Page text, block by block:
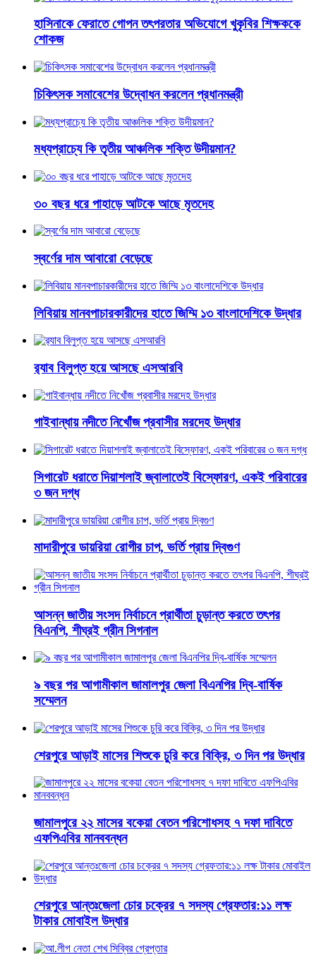
হাসিনাকে ফেরাতে গোপন তৎপরতার অভিযোগে খুকৃবির শিক্ষককে
শোকজ
চিকিৎসক সমাবেশের উদ্বোধন করলেন প্রধানমন্ত্রী
মধ্যপ্রাচ্যে কি তৃতীয় আঞ্চলিক শক্তি উদীয়মান?
৩০ বছর ধরে পাহাড়ে আটকে আছে মৃতদেহ
স্বর্ণের দাম আবারো বেড়েছে
লিবিয়ায় মানবপাচারকারীদের হাতে জিম্মি ১৩ বাংলাদেশিকে উদ্ধার
র‌্যাব বিলুপ্ত হয়ে আসছে এসআরবি
গাইবান্ধায় নদীতে নিখোঁজ প্রবাসীর মরদেহ উদ্ধার
সিগারেট ধরাতে দিয়াশলাই জ্বালাতেই বিস্ফোরণ, একই পরিবারের
৩ জন দগ্ধ
মাদারীপুরে ডায়রিয়া রোগীর চাপ, ভর্তি প্রায় দ্বিগুণ
আসন্ন জাতীয় সংসদ নির্বাচনে প্রার্থীতা চুড়ান্ত করতে তৎপর
বিএনপি, শীঘ্রই গ্রীন সিগনাল
৯ বছর পর আগামীকাল জামালপুর জেলা বিএনপির দ্বি-বার্ষিক
সম্মেলন
শেরপুরে আড়াই মাসের শিশুকে চুরি করে বিক্রি, ৩ দিন পর উদ্ধার
জামালপুরে ২২ মাসের বকেয়া বেতন পরিশোধসহ ৭ দফা দাবিতে
এফপিএবির মানববন্ধন
শেরপুরে আন্তঃজেলা চোর চক্রের ৭ সদস্য গ্রেফতার:১১ লক্ষ
টাকার মোবাইল উদ্ধার